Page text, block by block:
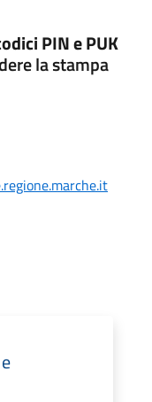
PIN e PUK
la stampa